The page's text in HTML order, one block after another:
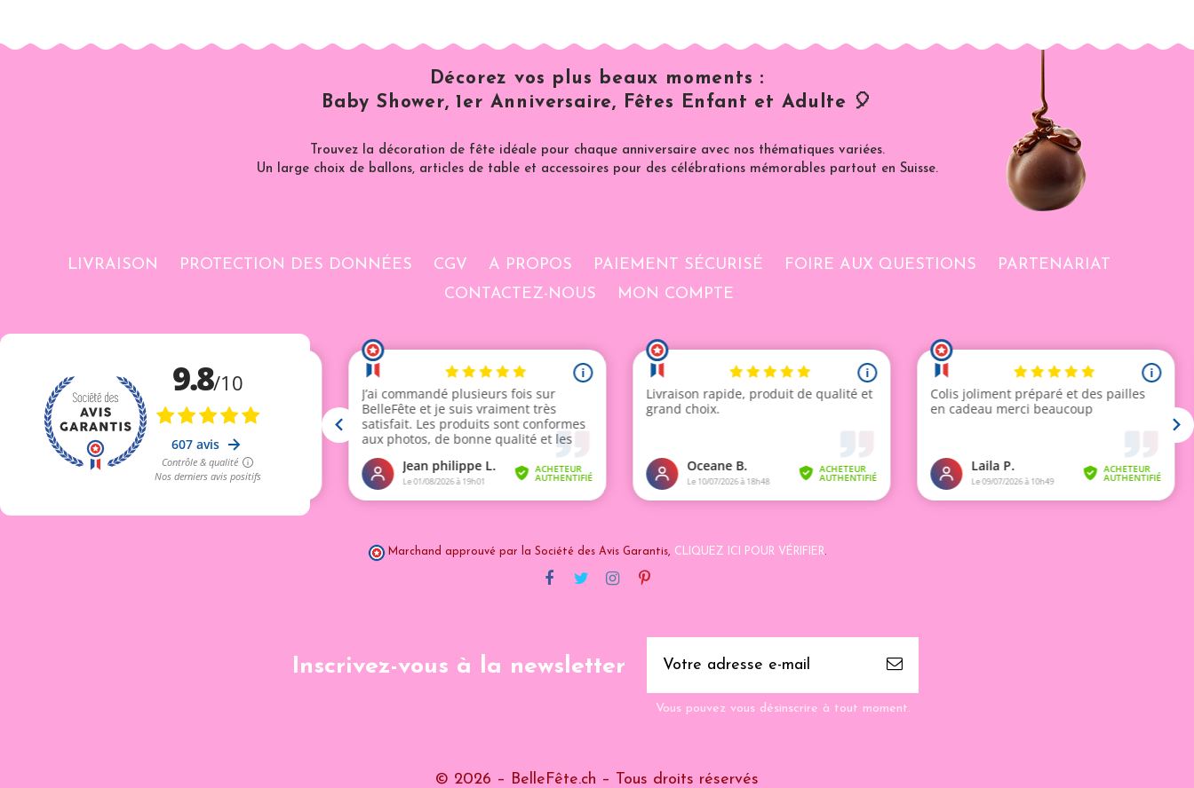
Décorez vos plus beaux moments :
Baby Shower, 1er Anniversaire, Fêtes Enfant et Adulte 🎈
Trouvez la décoration de fête idéale pour chaque anniversaire avec nos thématiques variées.
Un large choix de ballons, articles de table et accessoires pour des célébrations mémorables partout en Suisse.
LIVRAISON PROTECTION DES DONNÉES CGV A PROPOS PAIEMENT SÉCURISÉ FOIRE AUX QUESTIONS
PARTENARIAT
CONTACTEZ-NOUS
MON COMPTE
Marchand approuvé par la Société des Avis Garantis, CLIQUEZ ICI POUR VÉRIFIER.
Inscrivez-vous à la newsletter
Vous pouvez vous désinscrire à tout moment.
© 2026 – BelleFête.ch – Tous droits réservés